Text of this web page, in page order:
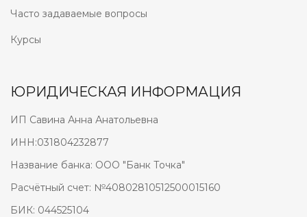
Часто задаваемые вопросы
Курсы
ЮРИДИЧЕСКАЯ ИНФОРМАЦИЯ
ИП Савина Анна Анатольевна
ИНН:031804232877
Название банка: ООО "Банк Точка"
Расчётный счет: №40802810512500015160
БИК: 044525104